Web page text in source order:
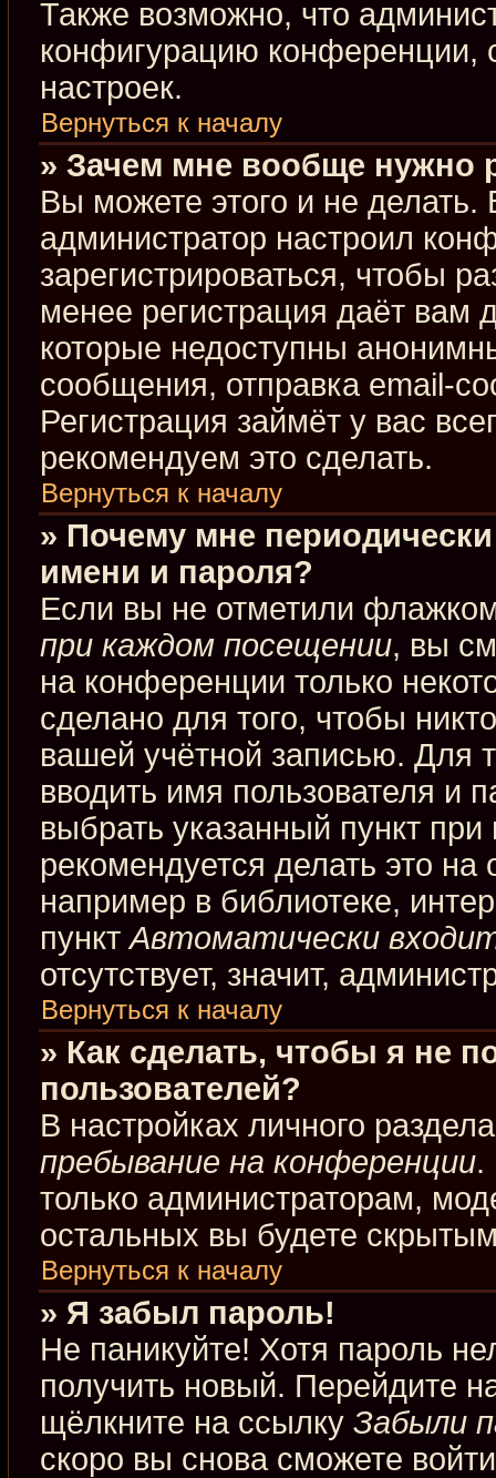
Также возможно, что
конфигурацию конференции,
настроек.
Вернуться к началу
» Зачем мне вообще нужно
Вы можете этого и не делать.
администратор настроил
зарегистрироваться, чтобы
менее регистрация даёт вам
которые недоступны
сообщения, отправка email-
Регистрация займёт у вас
рекомендуем это сделать.
Вернуться к началу
» Почему мне
имени и пароля?
Если вы не отметили
при каждом посещении, вы
на конференции только
сделано для того, чтобы
вашей учётной записью. Для
вводить имя пользователя и
выбрать указанный пункт
рекомендуется делать это
например в библиотеке,
пунктАвтоматически
отсутствует, значит,
Вернуться к началу
» Как сделать, чтобы я не
пользователей?
В настройках личного
пребывание на конференции.
только администраторам,
остальных вы будете
Вернуться к началу
» Я забыл пароль!
Не паникуйте! Хотя пароль
получить новый. Перейдите
щёлкните на ссылку Забыли
скоро вы снова сможете